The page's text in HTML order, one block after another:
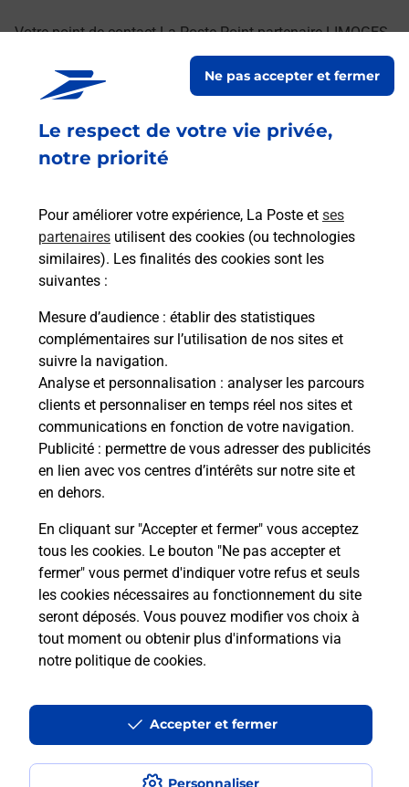
Le respect de votre vie privée,
notre priorité
Pour améliorer votre expérience, La Poste et ses
partenaires utilisent des cookies (ou technologies
similaires). Les finalités des cookies sont les
suivantes :
Mesure d’audience : établir des statistiques
complémentaires sur l’utilisation de nos sites et
suivre la navigation.
Analyse et personnalisation : analyser les parcours
clients et personnaliser en temps réel nos sites et
communications en fonction de votre navigation.
Publicité : permettre de vous adresser des publicités
en lien avec vos centres d’intérêts sur notre site et
en dehors.
En cliquant sur "Accepter et fermer" vous acceptez
tous les cookies. Le bouton "Ne pas accepter et
fermer" vous permet d'indiquer votre refus et seuls
les cookies nécessaires au fonctionnement du site
seront déposés. Vous pouvez modifier vos choix à
tout moment ou obtenir plus d'informations via
notre politique de cookies.
Personnaliser
Ne pas accepter et fermer
Accepter et fermer
Votre point de contact La Poste Point partenaire LIMOGES
LE NARCISSA BURALISTE vous accueille à LIMOGES pour
répondre à vos besoins d'affranchissement Courrier-Colis.
Retrouvez toutes nos offres en ligne sur notre site
LIMOGES
LIMOGES LE NARCISSA BURALISTE
Accessibilité : partiellement conforme
Conditions contractuelles